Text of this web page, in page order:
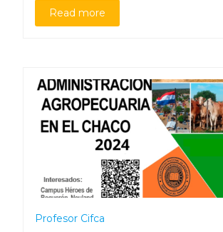
Read more
Profesor Cifca